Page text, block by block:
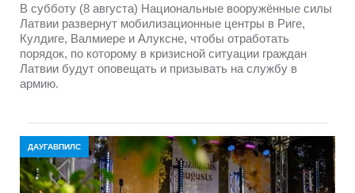
В субботу (8 августа) Национальные вооружённые силы
Латвии развернут мобилизационные центры в Риге,
Кулдиге, Валмиере и Алуксне, чтобы отработать
порядок, по которому в кризисной ситуации граждан
Латвии будут оповещать и призывать на службу в
армию.
ДАУГАВПИЛС